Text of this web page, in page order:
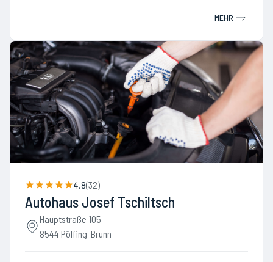
MEHR
4.8(32)
Autohaus Josef Tschiltsch
Hauptstraße 105
8544 Pölfing-Brunn